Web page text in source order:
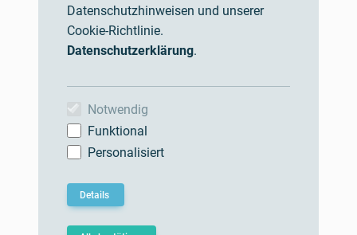
AGBs
Datenschutz und Cookies
Hellenthalstraße 2
47661 Issum, Germany
support@werkstofftechnik.com
Datenschutzhinweisen und unserer
Cookie-Richtlinie.
Datenschutzerklärung.
Notwendig
Funktional
Personalisiert
Details